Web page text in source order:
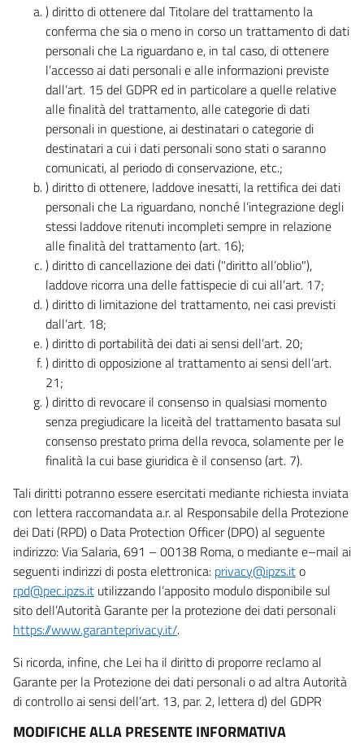
) diritto di ottenere dal Titolare del trattamento la
conferma che sia o meno in corso un trattamento di dati
personali che La riguardano e, in tal caso, di ottenere
l’accesso ai dati personali e alle informazioni previste
dall’art. 15 del GDPR ed in particolare a quelle relative
alle finalità del trattamento, alle categorie di dati
personali in questione, ai destinatari o categorie di
destinatari a cui i dati personali sono stati o saranno
comunicati, al periodo di conservazione, etc.;
) diritto di ottenere, laddove inesatti, la rettifica dei dati
personali che La riguardano, nonché l’integrazione degli
stessi laddove ritenuti incompleti sempre in relazione
alle finalità del trattamento (art. 16);
) diritto di cancellazione dei dati ("diritto all’oblio"),
laddove ricorra una delle fattispecie di cui all’art. 17;
) diritto di limitazione del trattamento, nei casi previsti
dall’art. 18;
) diritto di portabilità dei dati ai sensi dell’art. 20;
) diritto di opposizione al trattamento ai sensi dell’art.
21;
) diritto di revocare il consenso in qualsiasi momento
senza pregiudicare la liceità del trattamento basata sul
consenso prestato prima della revoca, solamente per le
finalità la cui base giuridica è il consenso (art. 7).
Tali diritti potranno essere esercitati mediante richiesta inviata
con lettera raccomandata a.r. al Responsabile della Protezione
dei Dati (RPD) o Data Protection Officer (DPO) al seguente
indirizzo: Via Salaria, 691 – 00138 Roma, o mediante e–mail ai
seguenti indirizzi di posta elettronica: privacy@ipzs.ito
rpd@pec.ipzs.it utilizzando l’apposito modulo disponibile sul
sito dell’Autorità Garante per la protezione dei dati personali
https://www.garanteprivacy.it/.
Si ricorda, infine, che Lei ha il diritto di proporre reclamo al
Garante per la Protezione dei dati personali o ad altra Autorità
di controllo ai sensi dell’art. 13, par. 2, lettera d) del GDPR
MODIFICHE ALLA PRESENTE INFORMATIVA